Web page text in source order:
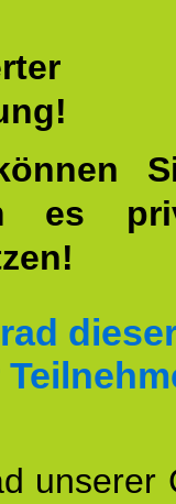
es
unserer